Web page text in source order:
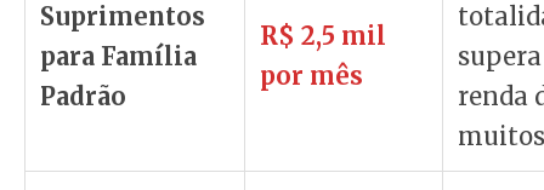
Suprimentos
para Família
Padrão
R$ 2,5 mil
por mês
renda